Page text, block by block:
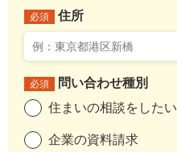
必須 住所
必須
問い合わせ種別
住まいの相談をしたい
企業の資料請求